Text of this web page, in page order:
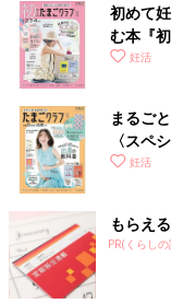
初めて
む本『
妊活
まるご
〈スペ
妊活
もらえ
PR(くらし